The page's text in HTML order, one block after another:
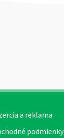
a reklama
podmienky